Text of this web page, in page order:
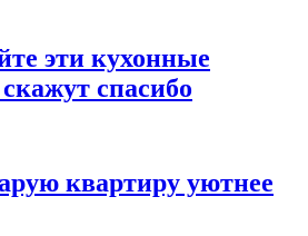
эти кухонные
спасибо
квартиру уютнее